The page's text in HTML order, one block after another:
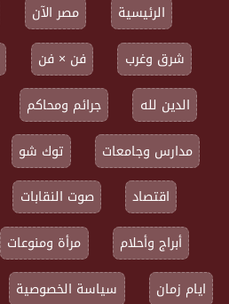
الرئيسية مصر الآن
شرق وغرب
فن × فن
الدين لله
جرائم ومحاكم
مدارس وجامعات
توك شو
اقتصاد
صوت النقابات
أبراج وأحلام
مرأة ومنوعات
ايام زمان
سياسة الخصوصية